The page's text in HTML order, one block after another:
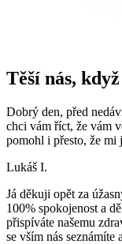
Těší nás,
Dobrý den, před
chci vám říct, že vám
pomohl i přesto, že mi
Lukáš I.
Já děkuji opět za
100% spokojenost a
přispíváte našemu
se vším nás seznámíte a